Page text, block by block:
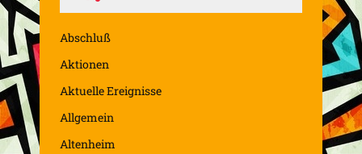
Abschluß
Aktionen
Aktuelle Ereignisse
Allgemein
Altenheim